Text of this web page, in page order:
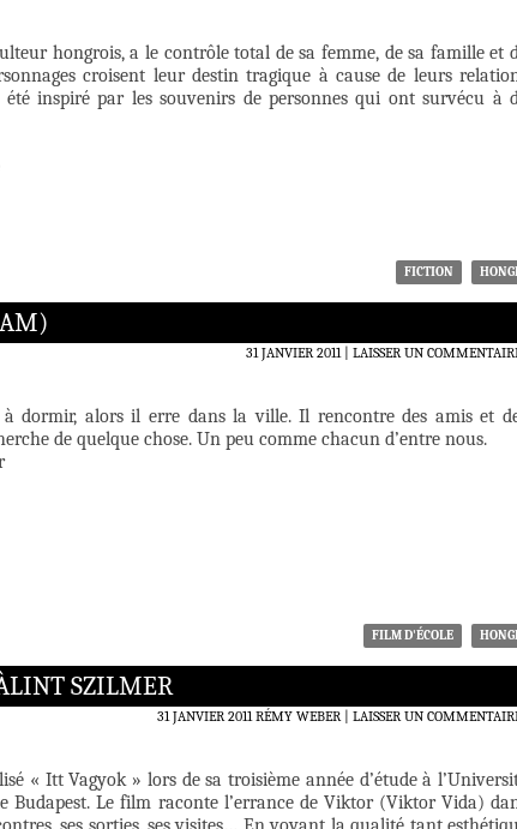
hongrois, a le contrôle total de sa femme, de sa famille et
croisent leur destin tragique à cause de leurs
été inspiré par les souvenirs de personnes qui ont survécu à
FICTION
31 JANVIER 2011 LAISSER UN
dormir, alors il erre dans la ville. Il rencontre des amis et
de quelque chose. Un peu comme chacun d’entre nous.
FILM D'ÉCOLE
SZILMER
31 JANVIER 2011 RÉMY WEBER LAISSER UN
« Itt Vagyok » lors de sa troisième année d’étude à
Budapest. Le film raconte l’errance de Viktor (Viktor Vida)